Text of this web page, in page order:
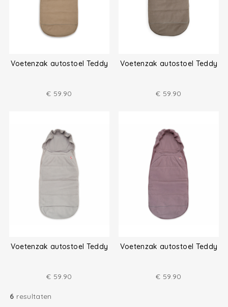
Voetenzak autostoel Teddy
€ 59.90
Voetenzak autostoel Teddy
€ 59.90
Voetenzak autostoel Teddy
€ 59.90
Voetenzak autostoel Teddy
€ 59.90
6 resultaten